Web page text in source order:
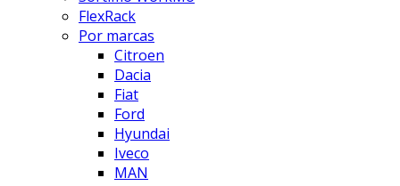
FlexRack
Por marcas
Citroen
Dacia
Fiat
Ford
Hyundai
Iveco
MAN